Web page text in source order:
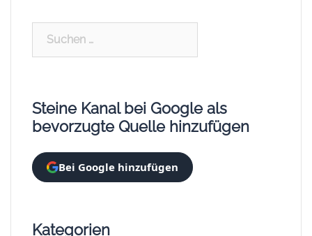
Steine Kanal bei Google als
bevorzugte Quelle hinzufügen
Bei Google hinzufügen
Kategorien